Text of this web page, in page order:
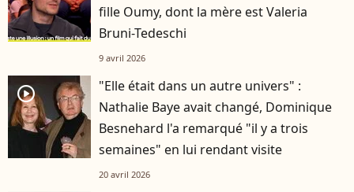
fille Oumy, dont la mère est Valeria
Bruni-Tedeschi
9 avril 2026
player2
"Elle était dans un autre univers" :
Nathalie Baye avait changé, Dominique
Besnehard l'a remarqué "il y a trois
semaines" en lui rendant visite
20 avril 2026